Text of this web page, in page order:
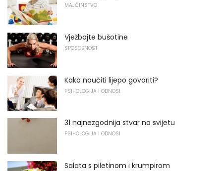
MAJČINSTVO
Vježbajte bušotine
SPOSOBNOST
Kako naučiti lijepo govoriti?
PSIHOLOGIJA I ODNOSI
31 najnezgodnija stvar na svijetu
PSIHOLOGIJA I ODNOSI
Salata s piletinom i krumpirom